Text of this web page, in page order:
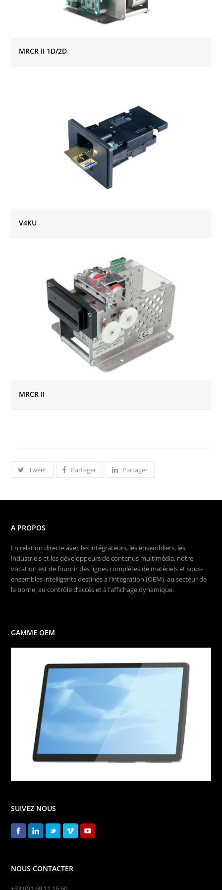
MRCR II 1D/2D
V4KU
MRCR II
Tweet Partager Partager
A PROPOS
En relation directe avec les intégrateurs, les ensembliers, les
industriels et les développeurs de contenus multimédia, notre
vocation est de fournir des lignes complètes de matériels et sous-
ensembles intelligents destinés à l’intégration (OEM), au secteur de
la borne, au contrôle d’accès et à l’affichage dynamique.
GAMME OEM
SUIVEZ NOUS
NOUS CONTACTER